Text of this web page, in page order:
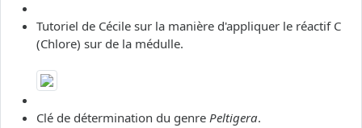
Tutoriel de Cécile sur la manière d'appliquer le réactif C
(Chlore) sur de la médulle.
Clé de détermination du genre Peltigera.